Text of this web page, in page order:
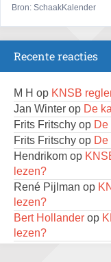
17 augustus 2026 ·
Persoonlijk
18 augustus 2026 ·
Mat op ‘t Wad
22 augustus 2026 · Den
Simultaan The
22 augustus 2026 ·
Open 6e
22 augustus 2026 ·
2e Utrechts
Bron: SchaakKalender
Recente reacties
M H op KNSB
Jan Winter op De
Frits Fritschy op
Frits Fritschy op
Hendrikom op
lezen?
René Pijlman op
lezen?
Bert Hollander op
lezen?